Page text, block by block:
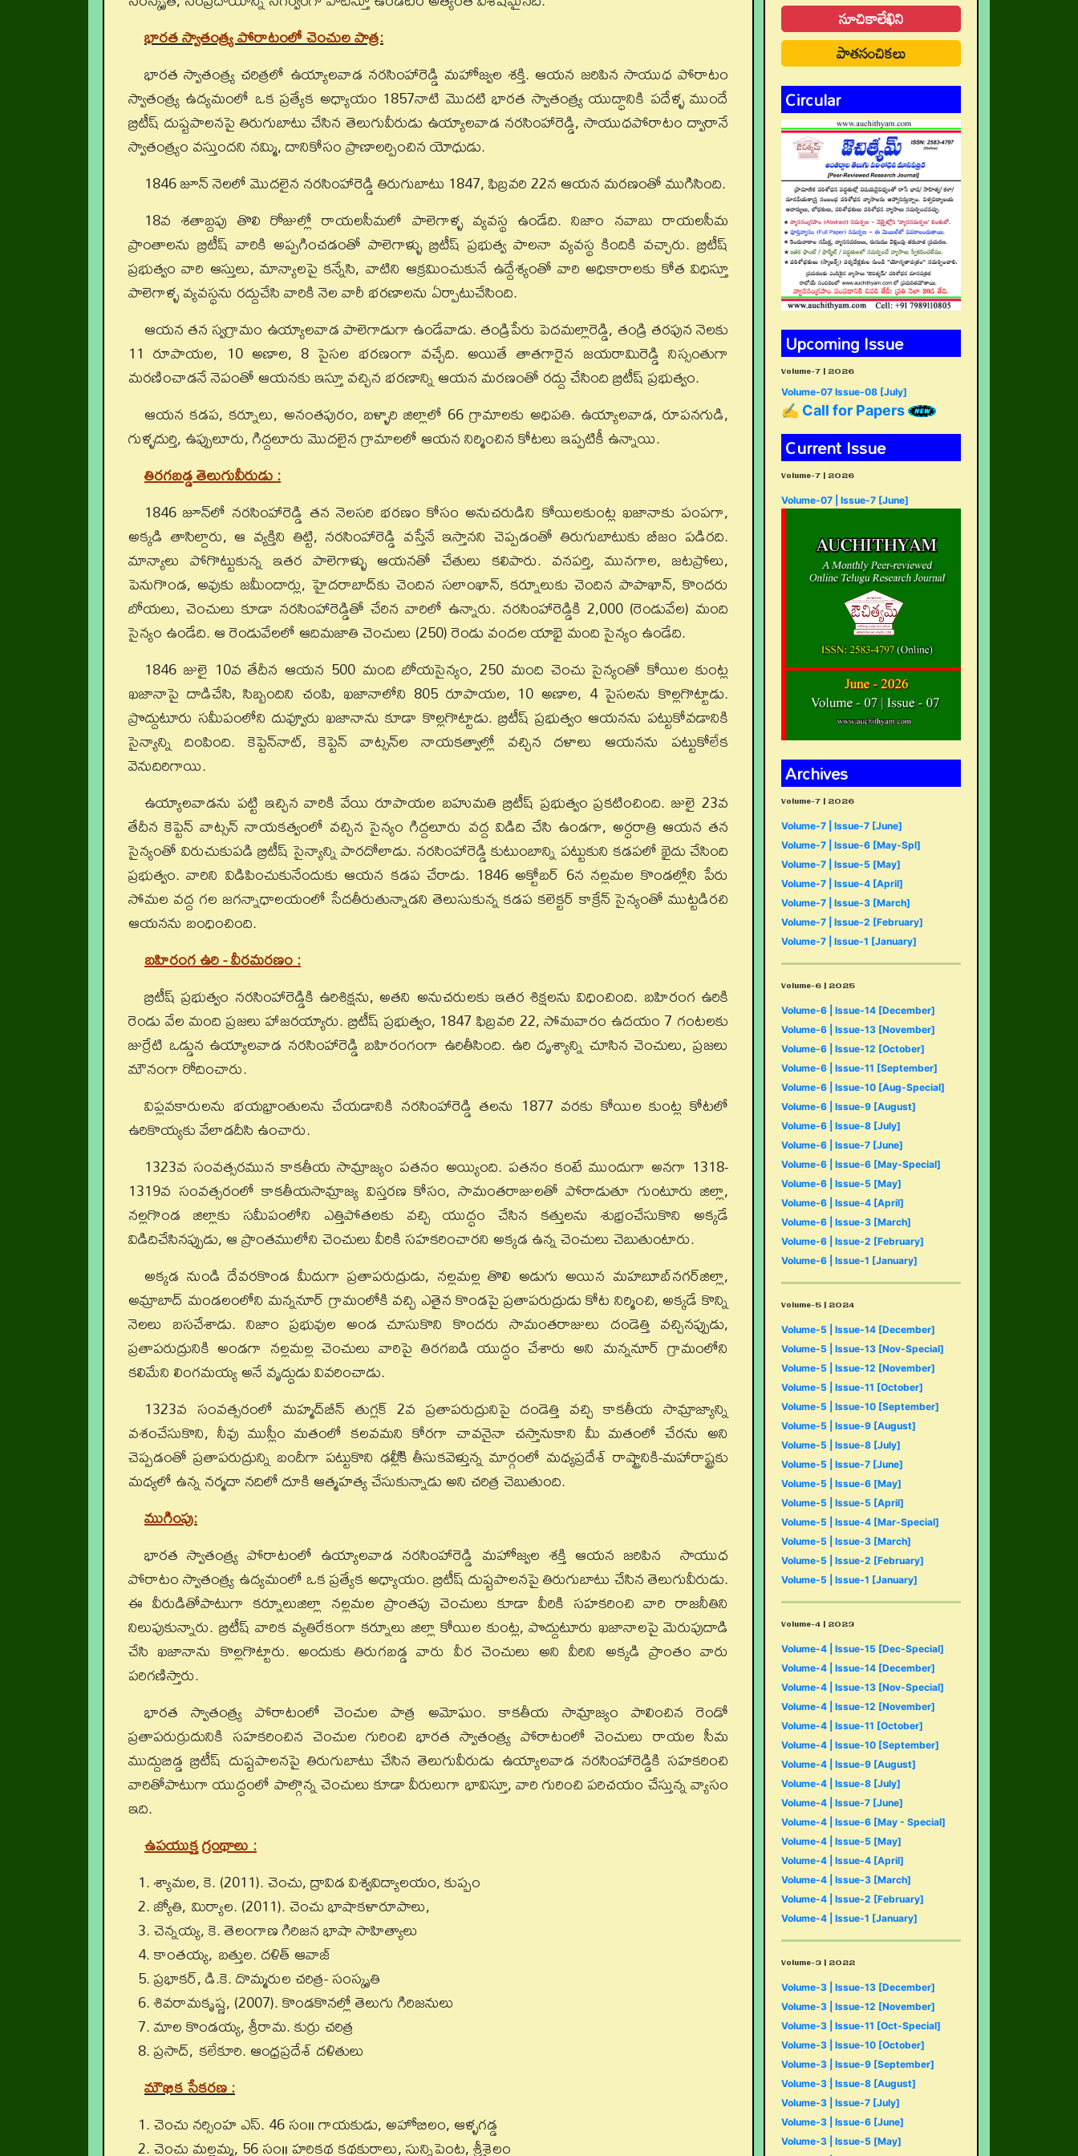
భారత స్వాతంత్య్ర పోరాటంలో చెంచుల పాత్ర:
భారత స్వాతంత్య్ర చరిత్రలో ఉయ్యాలవాడ నరసింహారెడ్డి మహోజ్వల శక్తి. ఆయన జరిపిన సాయుధ పోరాటం
స్వాతంత్య్ర ఉద్యమంలో ఒక ప్రత్యేక అధ్యాయం 1857నాటి మొదటి భారత స్వాతంత్య్ర యుద్ధానికి పదేళ్ళ ముందే
బ్రిటీష్‌ దుష్టపాలనపై తిరుగుబాటు చేసిన తెలుగువీరుడు ఉయ్యాలవాడ నరసింహారెడ్డి, సాయుధపోరాటం ద్వారానే
స్వాతంత్య్రం వస్తుందని నమ్మి, దానికోసం ప్రాణాలర్పించిన యోధుడు.
1846 జూన్‌ నెలలో మొదలైన నరసింహారెడ్డి తిరుగుబాటు 1847, ఫిబ్రవరి 22న ఆయన మరణంతో ముగిసింది.
18వ శతాబ్దపు తొలి రోజుల్లో రాయలసీమలో పాలెగాళ్ళ వ్యవస్థ ఉండేది. నిజాం నవాబు రాయలసీమ
ప్రాంతాలను బ్రిటీష్‌ వారికి అప్పగించడంతో పాలెగాళ్ళు బ్రిటీష్‌ ప్రభుత్వ పాలనా వ్యవస్థ కిందికి వచ్చారు. బ్రిటీష్‌
ప్రభుత్వం వారి ఆస్తులు, మాన్యాలపై కన్నేసి, వాటిని ఆక్రమించుకునే ఉద్దేశ్యంతో వారి అధికారాలకు కోత విధిస్తూ
పాలెగాళ్ళ వ్యవస్థను రద్దుచేసి వారికి నెల వారీ భరణాలను ఏర్పాటుచేసింది.
ఆయన తన స్వగ్రామం ఉయ్యాలవాడ పాలెగాడుగా ఉండేవాడు. తండ్రిపేరు పెదమల్లారెడ్డి, తండ్రి తరఫున నెలకు
11 రూపాయల, 10 అణాల, 8 పైసల భరణంగా వచ్చేది. అయితే తాతగారైన జయరామిరెడ్డి నిస్సంతుగా
మరణించాడనే నెపంతో ఆయనకు ఇస్తూ వచ్చిన భరణాన్ని ఆయన మరణంతో రద్దు చేసింది బ్రిటీష్‌ ప్రభుత్వం.
ఆయన కడప, కర్నూలు, అనంతపురం, బళ్ళారి జిల్లాలో 66 గ్రామాలకు అధిపతి. ఉయ్యాలవాడ, రూపనగుడి,
గుళ్ళదుర్తి, ఉప్పులూరు, గిద్దలూరు మొదలైన గ్రామాలలో ఆయన నిర్మించిన కోటలు ఇప్పటికీ ఉన్నాయి.
తిరగబడ్డ తెలుగువీరుడు :
1846 జూన్‌లో నరసింహారెడ్డి తన నెలసరి భరణం కోసం అనుచరుడిని కోయిలకుంట్ల ఖజానాకు పంపగా,
అక్కడి తాసిల్దారు, ఆ వ్యక్తిని తిట్టి, నరసింహారెడ్డి వస్తేనే ఇస్తానని చెప్పడంతో తిరుగుబాటుకు బీజం పడిరది.
మాన్యాలు పోగొట్టుకున్న ఇతర పాలెగాళ్ళు ఆయనతో చేతులు కలిపారు. వనపర్తి, మునగాల, జటప్రోలు,
పెనుగొండ, అవుకు జమీందార్లు, హైదరాబాద్‌కు చెందిన సలాంఖాన్‌, కర్నూలుకు చెందిన పాపాఖాన్‌, కొందరు
బోయలు, చెంచులు కూడా నరసింహారెడ్డితో చేరిన వారిలో ఉన్నారు. నరసింహారెడ్డికి 2,000 (రెండువేల) మంది
సైన్యం ఉండేది. ఆ రెండువేలలో ఆదిమజాతి చెంచులు (250) రెండు వందల యాభై మంది సైన్యం ఉండేది.
1846 జులై 10వ తేదీన ఆయన 500 మంది బోయసైన్యం, 250 మంది చెంచు సైన్యంతో కోయిల కుంట్ల
ఖజానాపై దాడిచేసి, సిబ్బందిని చంపి, ఖజానాలోని 805 రూపాయల, 10 అణాల, 4 పైసలను కొల్లగొట్టాడు.
ప్రొద్దుటూరు సమీపంలోని దువ్వూరు ఖజానాను కూడా కొల్లగొట్టాడు. బ్రిటీష్‌ ప్రభుత్వం ఆయనను పట్టుకోవడానికి
సైన్యాన్ని దింపింది. కెప్టెన్‌నాట్‌, కెప్టెన్‌ వాట్సన్‌ల నాయకత్వాల్లో వచ్చిన దళాలు ఆయనను పట్టుకోలేక
వెనుదిరిగాయి.
ఉయ్యాలవాడను పట్టి ఇచ్చిన వారికి వేయి రూపాయల బహుమతి బ్రిటీష్‌ ప్రభుత్వం ప్రకటించింది. జులై 23వ
తేదీన కెప్టెన్‌ వాట్సన్‌ నాయకత్వంలో వచ్చిన సైన్యం గిద్దలూరు వద్ద విడిది చేసి ఉండగా, అర్ధరాత్రి ఆయన తన
సైన్యంతో విరుచుకుపడి బ్రిటీష్‌ సైన్యాన్ని పారదోలాడు. నరసింహారెడ్డి కుటుంబాన్ని పట్టుకుని కడపలో ఖైదు చేసింది
ప్రభుత్వం. వారిని విడిపించుకునేందుకు ఆయన కడప చేరాడు. 1846 అక్టోబర్‌ 6న నల్లమల కొండల్లోని పేరు
సోమల వద్ద గల జగన్నాధాలయంలో సేదతీరుతున్నాడని తెలుసుకున్న కడప కలెక్టర్‌ కాక్రేన్‌ సైన్యంతో ముట్టడిరచి
ఆయనను బంధించింది.
బహిరంగ ఉరి-వీరమరణం :
బ్రిటీష్‌ ప్రభుత్వం నరసింహారెడ్డికి ఉరిశిక్షను, అతని అనుచరులకు ఇతర శిక్షలను విధించింది. బహిరంగ ఉరికి
రెండు వేల మంది ప్రజలు హాజరయ్యారు. బ్రిటీష్‌ ప్రభుత్వం, 1847 ఫిబ్రవరి 22, సోమవారం ఉదయం 7 గంటలకు
జుర్రేటి ఒడ్డున ఉయ్యాలవాడ నరసింహారెడ్డి బహిరంగంగా ఉరితీసింది. ఉరి దృశ్యాన్ని చూసిన చెంచులు, ప్రజలు
మౌనంగా రోదించారు.
విప్లవకారులను భయభ్రాంతులను చేయడానికి నరసింహారెడ్డి తలను 1877 వరకు కోయిల కుంట్ల కోటలో
ఉరికొయ్యకు వేలాడదీసి ఉంచారు.
1323వ సంవత్సరమున కాకతీయ సామ్రాజ్యం పతనం అయ్యింది. పతనం కంటే ముందుగా అనగా 1318-
1319వ సంవత్సరంలో కాకతీయసామ్రాజ్య విస్తరణ కోసం, సామంతరాజులతో పోరాడుతూ గుంటూరు జిల్లా,
నల్లగొండ జిల్లాకు సమీపంలోని ఎత్తిపోతలకు వచ్చి యుద్ధం చేసిన కత్తులను శుభ్రంచేసుకొని అక్కడే
విడిదిచేసినప్పుడు, ఆ ప్రాంతములోని చెంచులు వీరికి సహకరించారని అక్కడ ఉన్న చెంచులు చెబుతుంటారు.
అక్కడ నుండి దేవరకొండ మీదుగా ప్రతాపరుద్రుడు, నల్లమల్ల తొలి అడుగు అయిన మహబూబ్‌నగర్‌జిల్లా,
అమ్రాబాద్‌ మండలంలోని మన్ననూర్‌ గ్రామంలోకి వచ్చి ఎతైన కొండపై ప్రతాపరుద్రుడు కోట నిర్మించి, అక్కడే కొన్ని
నెలలు బసచేశాడు. నిజాం ప్రభువుల అండ చూసుకొని కొందరు సామంతరాజులు దండెత్తి వచ్చినప్పుడు,
ప్రతాపరుద్రునికి అండగా నల్లమల్ల చెంచులు వారిపై తిరగబడి యుద్ధం చేశారు అని మన్ననూర్‌ గ్రామంలోని
కలిమేని లింగమయ్య అనే వృద్ధుడు వివరించాడు.
1323వ సంవత్సరంలో మహ్మద్‌బీన్‌ తుగ్లక్‌ 2వ ప్రతాపరుద్రునిపై దండెత్తి వచ్చి కాకతీయ సామ్రాజ్యాన్ని
వశంచేసుకొని, నీవు ముస్లీం మతంలో కలవమని కోరగా చావనైనా చస్తానుకాని మీ మతంలో చేరను అని
చెప్పడంతో ప్రతాపరుద్రున్ని బందీగా పట్టుకొని ఢల్లీికి తీసుకవెళ్తున్న మార్గంలో మధ్యప్రదేశ్‌ రాష్ట్రానికి-మహారాష్ట్రకు
మధ్యలో ఉన్న నర్మదా నదిలో దూకి ఆత్మహత్య చేసుకున్నాడు అని చరిత్ర చెబుతుంది.
ముగింపు:
భారత స్వాతంత్య్ర పోరాటంలో ఉయ్యాలవాడ నరసింహారెడ్డి మహోజ్వల శక్తి ఆయన జరిపిన సాయుధ
పోరాటం స్వాతంత్య్ర ఉద్యమంలో ఒక ప్రత్యేక అధ్యాయం. బ్రిటీష్‌ దుష్టపాలనపై తిరుగుబాటు చేసిన తెలుగువీరుడు.
ఈ వీరుడితోపాటుగా కర్నూలుజిల్లా నల్లమల ప్రాంతపు చెంచులు కూడా వీరికి సహకరించి వారి రాజనీతిని
నిలుపుకున్నారు. బ్రిటీష్‌ వారిక వ్యతిరేకంగా కర్నూలు జిల్లా కోయిల కుంట్ల, పొద్దుటూరు ఖజానాలపై మెరుపుదాడి
చేసి ఖజానాను కొల్లగొట్టారు. అందుకు తిరుగబడ్డ వారు వీర చెంచులు అని వీరిని అక్కడి ప్రాంతం వారు
పరిగణిస్తారు.
భారత స్వాతంత్య్ర పోరాటంలో చెంచుల పాత్ర అమోఘం. కాకతీయ సామ్రాజ్యం పాలించిన రెండో
ప్రతాపరుర్రుదునికి సహకరించిన చెంచుల గురించి భారత స్వాతంత్య్ర పోరాటంలో చెంచులు రాయల సీమ
ముద్దుబిడ్డ బ్రిటీష్‌ దుష్టపాలనపై తిరుగుబాటు చేసిన తెలుగువీరుడు ఉయ్యాలవాడ నరసింహారెడ్డికి సహకరించి
వారితోపాటుగా యుద్ధంలో పాల్గొన్న చెంచులు కూడా వీరులుగా భావిస్తూ, వారి గురించి పరిచయం చేస్తున్న వ్యాసం
ఇది.
ఉపయుక్త గ్రంథాలు :
శ్యామల, కె. (2011). చెంచు, ద్రావిడ విశ్వవిద్యాలయం, కుప్పం
జ్యోతి, మిర్యాల. (2011). చెంచు భాషాకళారూపాలు,
చెన్నయ్య, కె. తెలంగాణ గిరిజన భాషా సాహిత్యాలు
కాంతయ్య, బత్తుల. దళిత్‌ ఆవాజ్‌
ప్రభాకర్‌, డి.కె. దొమ్మరుల చరిత్ర- సంస్కృతి
శివరామకృష్ణ, (2007). కొండకొనల్లో తెలుగు గిరిజనులు
మాల కొండయ్య, శ్రీరామ. కుర్రు చరిత్ర
ప్రసాద్‌, కలేకూరి. ఆంధ్రప్రదేశ్‌ దళితులు
మౌఖిక సేకరణ :
చెంచు నర్సింహ ఎస్‌. 46 సం॥ గాయకుడు, అహోబిలం, ఆళ్ళగడ్డ
చెంచు మల్లమ్మ, 56 సం॥ హరికథ కథకురాలు, సున్నిపెంట, శ్రీశైలం
సూచికాలేఖిని
పాతసంచికలు
Circular
Upcoming Issue
Volume-7 | 2026
Volume-07 Issue-08 [July]
✍ Call for Papers
Current Issue
Volume-7 | 2026
Volume-07 | Issue-7 [June]
Archives
Volume-7 | 2026
Volume-7 | Issue-7 [June]
Volume-7 | Issue-6 [May-Spl]
Volume-7 | Issue-5 [May]
Volume-7 | Issue-4 [April]
Volume-7 | Issue-3 [March]
Volume-7 | Issue-2 [February]
Volume-7 | Issue-1 [January]
Volume-6 | 2025
Volume-6 | Issue-14 [December]
Volume-6 | Issue-13 [November]
Volume-6 | Issue-12 [October]
Volume-6 | Issue-11 [September]
Volume-6 | Issue-10 [Aug-Special]
Volume-6 | Issue-9 [August]
Volume-6 | Issue-8 [July]
Volume-6 | Issue-7 [June]
Volume-6 | Issue-6 [May-Special]
Volume-6 | Issue-5 [May]
Volume-6 | Issue-4 [April]
Volume-6 | Issue-3 [March]
Volume-6 | Issue-2 [February]
Volume-6 | Issue-1 [January]
Volume-5 | 2024
Volume-5 | Issue-14 [December]
Volume-5 | Issue-13 [Nov-Special]
Volume-5 | Issue-12 [November]
Volume-5 | Issue-11 [October]
Volume-5 | Issue-10 [September]
Volume-5 | Issue-9 [August]
Volume-5 | Issue-8 [July]
Volume-5 | Issue-7 [June]
Volume-5 | Issue-6 [May]
Volume-5 | Issue-5 [April]
Volume-5 | Issue-4 [Mar-Special]
Volume-5 | Issue-3 [March]
Volume-5 | Issue-2 [February]
Volume-5 | Issue-1 [January]
Volume-4 | 2023
Volume-4 | Issue-15 [Dec-Special]
Volume-4 | Issue-14 [December]
Volume-4 | Issue-13 [Nov-Special]
Volume-4 | Issue-12 [November]
Volume-4 | Issue-11 [October]
Volume-4 | Issue-10 [September]
Volume-4 | Issue-9 [August]
Volume-4 | Issue-8 [July]
Volume-4 | Issue-7 [June]
Volume-4 | Issue-6 [May - Special]
Volume-4 | Issue-5 [May]
Volume-4 | Issue-4 [April]
Volume-4 | Issue-3 [March]
Volume-4 | Issue-2 [February]
Volume-4 | Issue-1 [January]
Volume-3 | 2022
Volume-3 | Issue-13 [December]
Volume-3 | Issue-12 [November]
Volume-3 | Issue-11 [Oct-Special]
Volume-3 | Issue-10 [October]
Volume-3 | Issue-9 [September]
Volume-3 | Issue-8 [August]
Volume-3 | Issue-7 [July]
Volume-3 | Issue-6 [June]
Volume-3 | Issue-5 [May]